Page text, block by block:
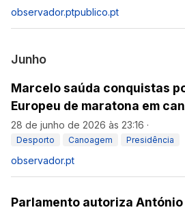
observador.ptpublico.pt
Junho
Marcelo saúda conquistas
Europeu de maratona em
28 de junho de 2026 às 23:16 ·
Desporto Canoagem Presidência
observador.pt
Parlamento autoriza